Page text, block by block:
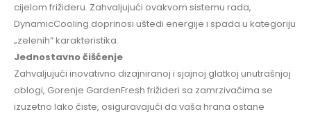
cijelom frižideru. Zahvaljujući ovakvom sistemu rada,
DynamicCooling doprinosi uštedi energije i spada u kategoriju
„zelenih“ karakteristika.
Jednostavno čišćenje
Zahvaljujući inovativno dizajniranoj i sjajnoj glatkoj unutrašnjoj
oblogi, Gorenje GardenFresh frižideri sa zamrzivačima se
izuzetno lako čiste, osiguravajući da vaša hrana ostane